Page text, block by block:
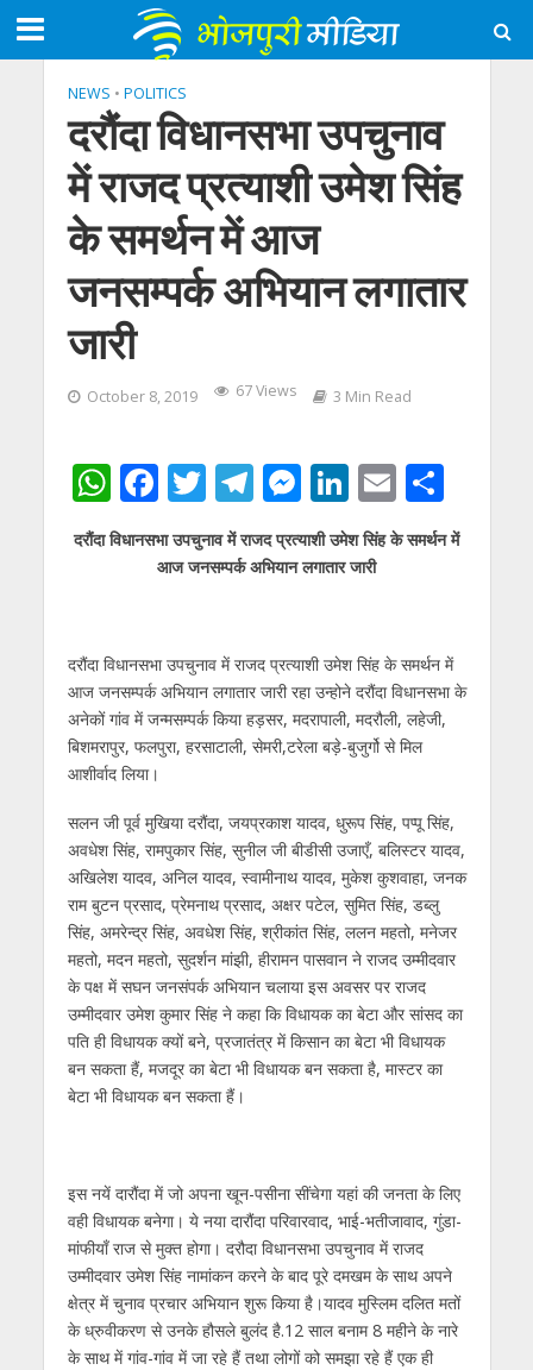
NEWS • POLITICS
दरौंदा विधानसभा उपचुनाव
में राजद प्रत्याशी उमेश सिंह
के समर्थन में आज
जनसम्पर्क अभियान लगातार
जारी
October 8, 2019 67 Views 3 Min Read
W
h
at
p
p
F
ac
e
o
k
T
w
itt
T
el
e
m
M
e
ss
g
er
Li
n
k
n
E
m
ai
S
h
ar
दरौंदा विधानसभा उपचुनाव में राजद प्रत्याशी उमेश सिंह के समर्थन में
आज जनसम्पर्क अभियान लगातार जारी
दरौंदा विधानसभा उपचुनाव में राजद प्रत्याशी उमेश सिंह के समर्थन में
आज जनसम्पर्क अभियान लगातार जारी रहा उन्होने दरौंदा विधानसभा के
अनेकों गांव में जन्मसम्पर्क किया हड़सर, मदरापाली, मदरौली, लहेजी,
बिशमरापुर, फलपुरा, हरसाटाली, सेमरी,टरेला बड़े-बुजुर्गो से मिल
आशीर्वाद लिया।
सलन जी पूर्व मुखिया दरौंदा, जयप्रकाश यादव, धुरूप सिंह, पप्पू सिंह,
अवधेश सिंह, रामपुकार सिंह, सुनील जी बीडीसी उजाएँ, बलिस्टर यादव,
अखिलेश यादव, अनिल यादव, स्वामीनाथ यादव, मुकेश कुशवाहा, जनक
राम बुटन प्रसाद, प्रेमनाथ प्रसाद, अक्षर पटेल, सुमित सिंह, डब्लु
सिंह, अमरेन्द्र सिंह, अवधेश सिंह, श्रीकांत सिंह, ललन महतो, मनेजर
महतो, मदन महतो, सुदर्शन मांझी, हीरामन पासवान ने राजद उम्मीदवार
के पक्ष में सघन जनसंपर्क अभियान चलाया इस अवसर पर राजद
उम्मीदवार उमेश कुमार सिंह ने कहा कि विधायक का बेटा और सांसद का
पति ही विधायक क्यों बने, प्रजातंत्र में किसान का बेटा भी विधायक
बन सकता हैं, मजदूर का बेटा भी विधायक बन सकता है, मास्टर का
बेटा भी विधायक बन सकता हैं।
इस नयें दारौंदा में जो अपना खून-पसीना सींचेगा यहां की जनता के लिए
वही विधायक बनेगा। ये नया दारौंदा परिवारवाद, भाई-भतीजावाद, गुंडा-
मांफीयाँ राज से मुक्त होगा। दरौदा विधानसभा उपचुनाव में राजद
उम्मीदवार उमेश सिंह नामांकन करने के बाद पूरे दमखम के साथ अपने
क्षेत्र में चुनाव प्रचार अभियान शुरू किया है।यादव मुस्लिम दलित मतों
के ध्रुवीकरण से उनके हौसले बुलंद है.12 साल बनाम 8 महीने के नारे
के साथ में गांव-गांव में जा रहे हैं तथा लोगों को समझा रहे हैं एक ही